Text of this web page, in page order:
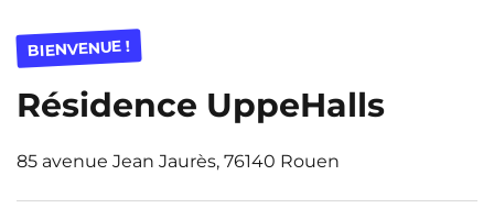
BIENVENUE !
Résidence UppeHalls
85 avenue Jean Jaurès, 76140 Rouen